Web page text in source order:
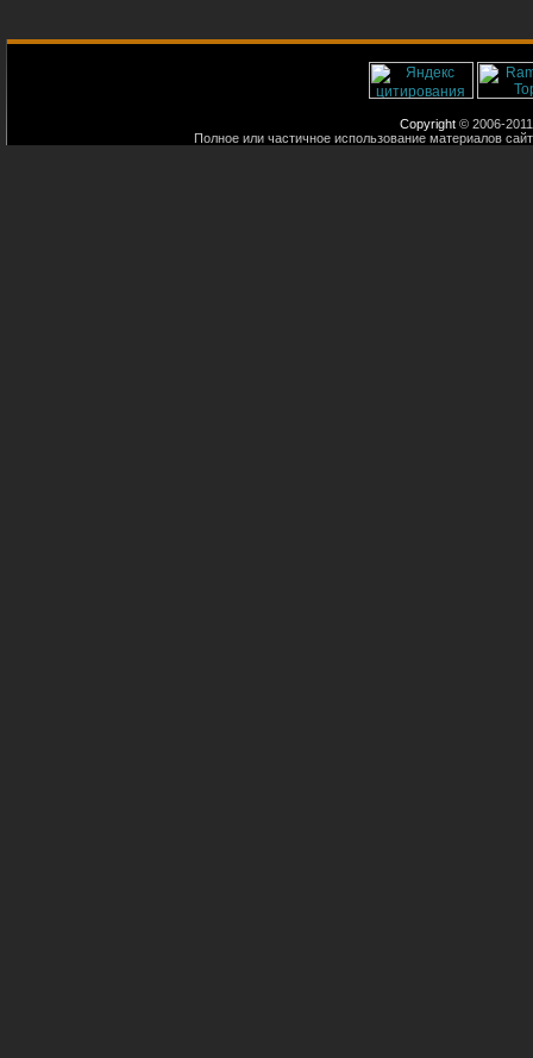
Copyright © 2006-
Полное или частичное использование материалов